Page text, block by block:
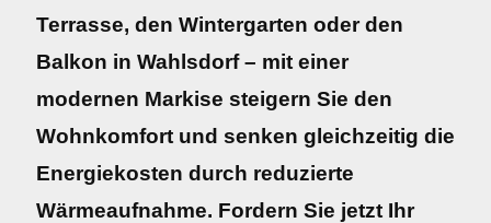
Terrasse, den Wintergarten oder den
Balkon in Wahlsdorf – mit einer
modernen Markise steigern Sie den
Wohnkomfort und senken gleichzeitig die
Energiekosten durch reduzierte
Wärmeaufnahme. Fordern Sie jetzt Ihr